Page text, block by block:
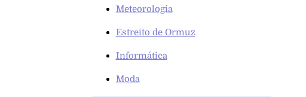
Meteorologia
Estreito de Ormuz
Informática
Moda